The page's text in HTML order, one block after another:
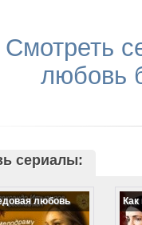
Смотреть
любовь
сериалы:
любовь